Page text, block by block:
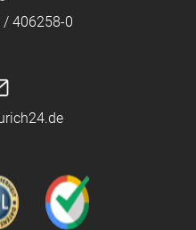
/ 406258-0